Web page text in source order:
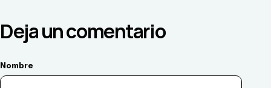
Deja un comentario
Nombre